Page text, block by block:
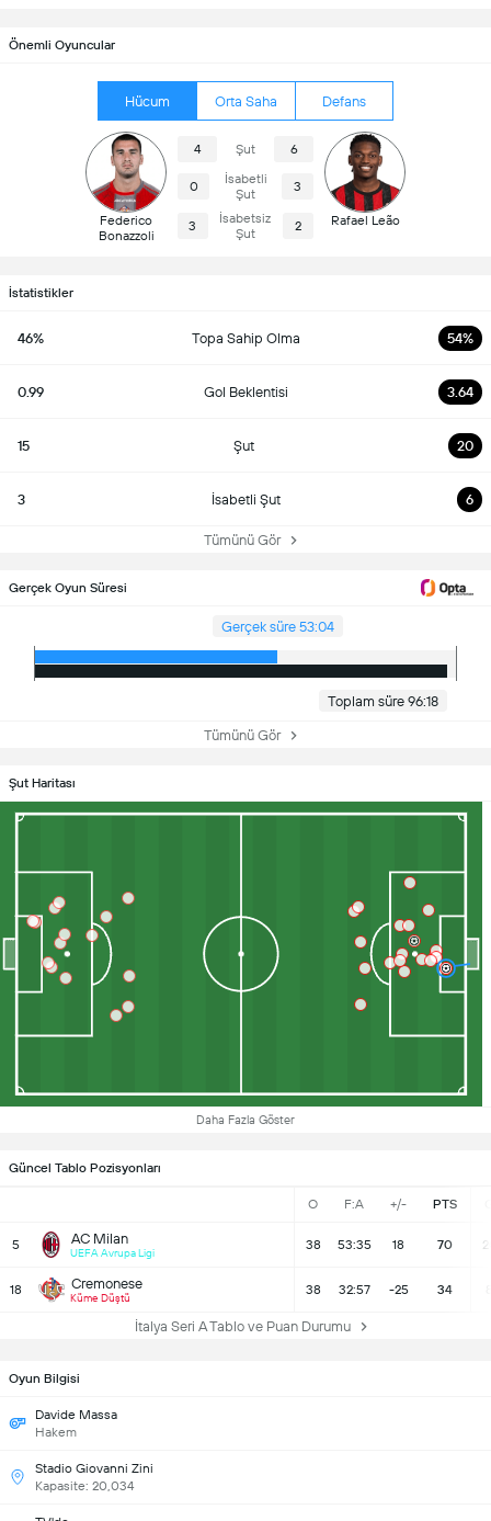
Önemli Oyuncular
Hücum Orta Saha Defans
Federico
Bonazzoli
4 Şut 6
0
İsabetli
Şut
3
3
İsabetsiz
Şut
2 Rafael Leão
İstatistikler
46% Topa Sahip Olma 54%
0.99 Gol Beklentisi 3.64
15 Şut 20
3 İsabetli Şut 6
Tümünü Gör
Gerçek Oyun Süresi
Gerçek süre 53:04
Toplam süre 96:18
Tümünü Gör
Şut Haritası
Daha Fazla Göster
Güncel Tablo Pozisyonları
O F:A +/- PTS
5 AC Milan
UEFA Avrupa Ligi
38 53:35 18 70
18 Cremonese
Küme Düştü
38 32:57 -25 34
İtalya Seri A Tablo ve Puan Durumu
Oyun Bilgisi
Davide Massa
Hakem
Stadio Giovanni Zini
Kapasite: 20,034